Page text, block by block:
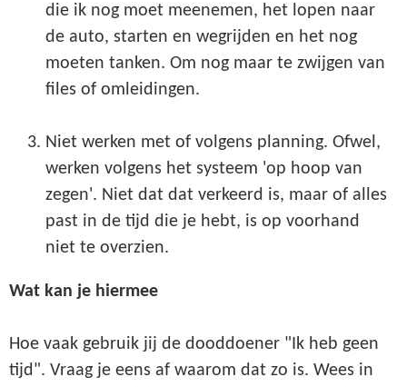
die ik nog moet meenemen, het lopen naar
de auto, starten en wegrijden en het nog
moeten tanken. Om nog maar te zwijgen van
files of omleidingen.
Niet werken met of volgens planning. Ofwel,
werken volgens het systeem 'op hoop van
zegen'. Niet dat dat verkeerd is, maar of alles
past in de tijd die je hebt, is op voorhand
niet te overzien.
Wat kan je hiermee
Hoe vaak gebruik jij de dooddoener "Ik heb geen
tijd". Vraag je eens af waarom dat zo is. Wees in